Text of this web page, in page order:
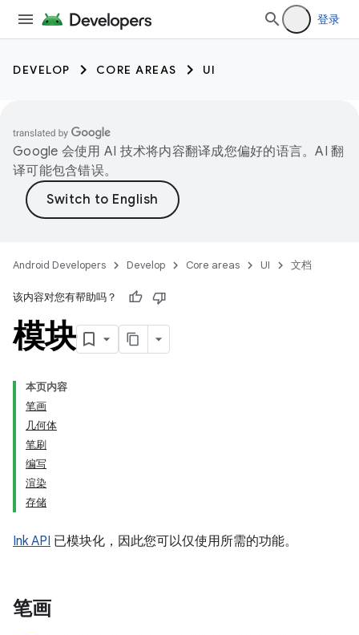
登录
DEVELOP CORE AREAS UI
Google 会使用 AI 技术将内容翻译成您偏好的语言。AI 翻
译可能包含错误。
Android Developers Develop Core areas UI 文档
该内容对您有帮助吗？
模块
本页内容
笔画
几何体
笔刷
编写
渲染
存储
Ink API 已模块化，因此您可以仅使用所需的功能。
笔画